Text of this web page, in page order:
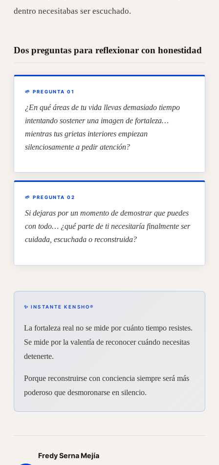
dentro necesitabas ser escuchado.
Dos preguntas para reflexionar con honestidad
🌱 PREGUNTA 01
¿En qué áreas de tu vida llevas demasiado tiempo
intentando sostener una imagen de fortaleza…
mientras tus grietas interiores empiezan
silenciosamente a pedir atención?
🌱 PREGUNTA 02
Si dejaras por un momento de demostrar que puedes
con todo… ¿qué parte de ti necesitaría finalmente ser
cuidada, escuchada o reconstruida?
✨ INSTANTE KENSHO®
La fortaleza real no se mide por cuánto tiempo resistes.
Se mide por la valentía de reconocer cuándo necesitas
detenerte.
Porque reconstruirse con conciencia siempre será más
poderoso que desmoronarse en silencio.
Fredy Serna Mejía